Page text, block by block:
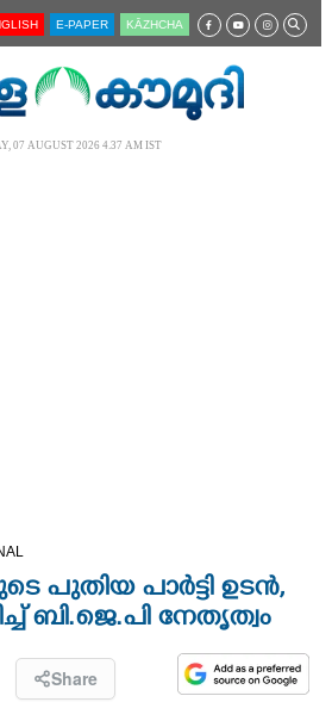
E-PAPER KĀZHCHA
07 AUGUST 2026 4.37 AM IST
പുതിയ പാർട്ടി ഉടൻ,
ബി.ജെ.പി നേതൃത്വം
Share